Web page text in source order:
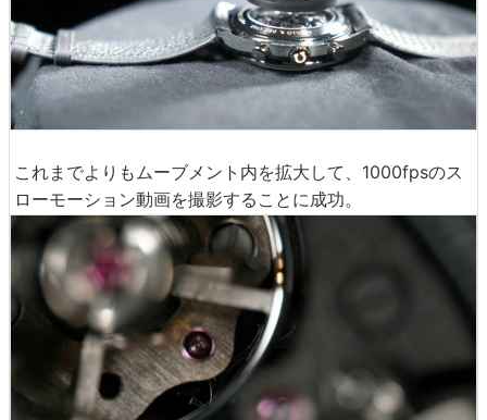
これまでよりもムーブメント内を拡大して、1000fpsのス
ローモーション動画を撮影することに成功。